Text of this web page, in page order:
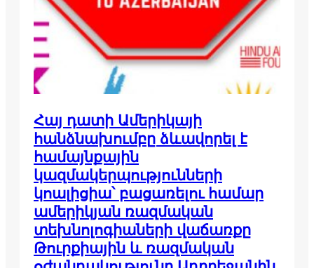
Հայ դատի Ամերիկայի
հանձնախումբը ձևավորել է
համայնքային
կազմակերպությունների
կոալիցիա՝ բացառելու համար
ամերիկյան ռազմական
տեխնոլոգիաների վաճառքը
Թուրքիային և ռազմական